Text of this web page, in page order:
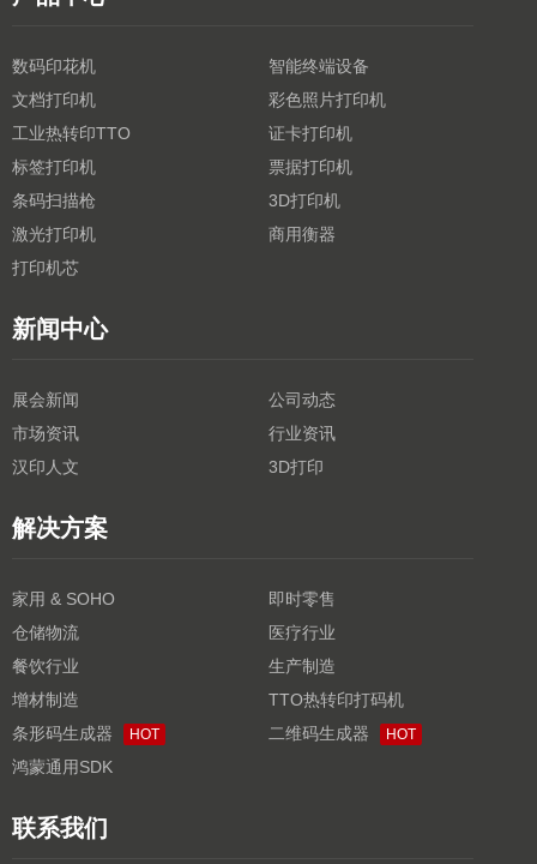
数码印花机
智能终端设备
文档打印机
彩色照片打印机
工业热转印TTO
证卡打印机
标签打印机
票据打印机
条码扫描枪
3D打印机
激光打印机
商用衡器
打印机芯
新闻中心
展会新闻
公司动态
市场资讯
行业资讯
汉印人文
3D打印
解决方案
家用 & SOHO
即时零售
仓储物流
医疗行业
餐饮行业
生产制造
增材制造
TTO热转印打码机
条形码生成器
HOT 二维码生成器 HOT
鸿蒙通用SDK
联系我们